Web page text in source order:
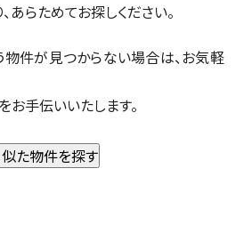
あらためてお探しください。
件が見つからない場合は、お気軽
お手伝いいたします。